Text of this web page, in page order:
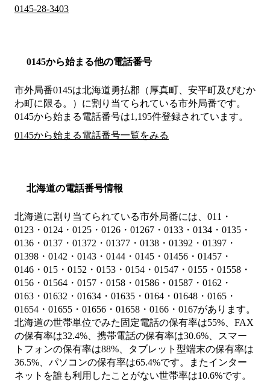
0145-28-3403
0145から始まる他の電話番号
市外局番0145は北海道勇払郡（厚真町、安平町及びむか
わ町に限る。） に割り当てられている市外局番です。
0145から始まる電話番号は1,195件登録されています。
0145から始まる電話番号一覧をみる
北海道の電話番号情報
北海道に割り当てられている市外局番には、011・
0123・0124・0125・0126・01267・0133・0134・0135・
0136・0137・01372・01377・0138・01392・01397・
01398・0142・0143・0144・0145・01456・01457・
0146・015・0152・0153・0154・01547・0155・01558・
0156・01564・0157・0158・01586・01587・0162・
0163・01632・01634・01635・0164・01648・0165・
01654・01655・01656・01658・0166・0167があります。
北海道の世帯単位でみた固定電話の保有率は55%、FAX
の保有率は32.4%、携帯電話の保有率は30.6%、スマー
トフォンの保有率は88%、タブレット型端末の保有率は
36.5%、パソコンの保有率は65.4%です。またインター
ネットを誰も利用したことがない世帯率は10.6%です。